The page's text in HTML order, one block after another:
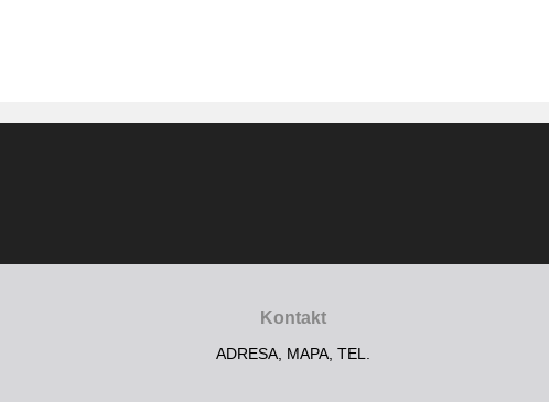
Kontakt
ADRESA, MAPA, TEL.